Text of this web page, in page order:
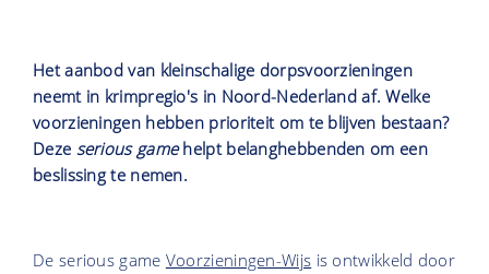
Het aanbod van kleinschalige dorpsvoorzieningen
neemt in krimpregio's in Noord-Nederland af. Welke
voorzieningen hebben prioriteit om te blijven bestaan?
Deze serious gamehelpt belanghebbenden om een
beslissing te nemen.
De serious game Voorzieningen-Wijs is ontwikkeld door